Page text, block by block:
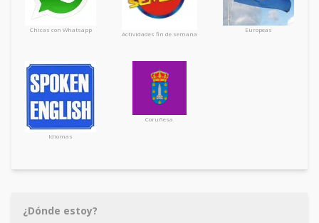
Chicas con Whatsapp
Actividades fin de semana
Europeas
Idiomas
Coruñesa
¿Dónde estoy?